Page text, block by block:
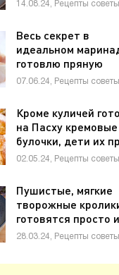
14.08.24, Рецепты советы
Весь секрет в
идеальном
готовлю пряную
скумбрию каждую
07.06.24, Рецепты советы
Кроме куличей
на Пасху кремовые
булочки, дети их
обожают -
02.05.24, Рецепты советы
Пушистые, мягкие
творожные
готовятся просто и
быстро. Необычный
«Рецепты советы»
28.03.24, Рецепты советы